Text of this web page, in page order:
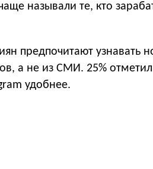
называли те, кто
предпочитают узнавать
а не из СМИ. 25%
удобнее.